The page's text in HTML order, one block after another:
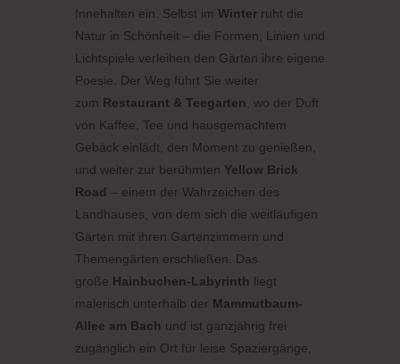
Innehalten ein. Selbst im Winter ruht die
Natur in Schönheit – die Formen, Linien und
Lichtspiele verleihen den Gärten ihre eigene
Poesie. Der Weg führt Sie weiter
zum Restaurant & Teegarten
, wo der Duft
von Kaffee, Tee und hausgemachtem
Gebäck einlädt, den Moment zu genießen,
und weiter zur berühmten Yellow Brick
Road – einem der Wahrzeichen des
Landhauses, von dem sich die weitläufigen
Gärten mit ihren Gartenzimmern und
Themengärten erschließen. Das
große Hainbuchen-Labyrinth liegt
malerisch unterhalb der Mammutbaum-
Allee am Bach und ist ganzjährig frei
zugänglich ein Ort für leise Spaziergänge,